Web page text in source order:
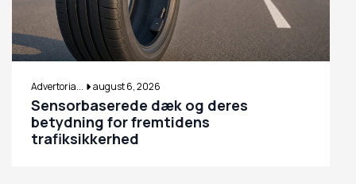
Advertoria... august 6, 2026
Sensorbaserede dæk og deres
betydning for fremtidens
trafiksikkerhed